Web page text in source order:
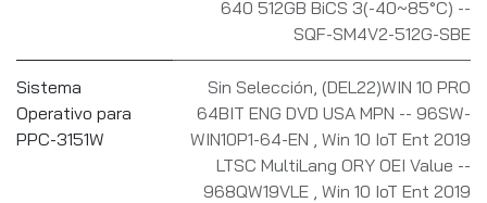
640 512GB BiCS 3(-40~85°C) --
SQF-SM4V2-512G-SBE
Sistema
Operativo para
PPC-3151W
Sin Selección (DEL22)WIN 10 PRO
64BIT ENG DVD USA MPN -- 96SW-
WIN10P1-64-EN
Win 10 IoT Ent 2019
LTSC MultiLang ORY OEI Value --
968QW19VLE Win 10 IoT Ent 2019